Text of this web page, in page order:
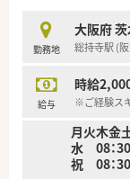
枚数20枚程
んを配置さ
★車通勤ご
★優しい雰
勤務地
大阪府
総持寺駅 (
給与
時給
※ご経験ス
月火木金
水 08：
祝 08：